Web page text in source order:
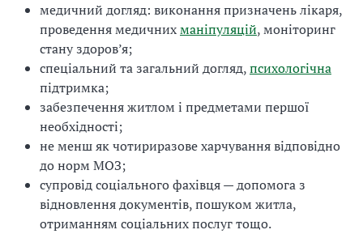
медичний догляд: виконання призначень лікаря,
проведення медичнихманіпуляцій, моніторинг
стану здоров’я;
спеціальний та загальний догляд,психологічна
підтримка;
забезпечення житлом і предметами першої
необхідності;
не менш як чотириразове харчування відповідно
до норм МОЗ;
супровід соціального фахівця — допомога з
відновлення документів, пошуком житла,
отриманням соціальних послуг тощо.